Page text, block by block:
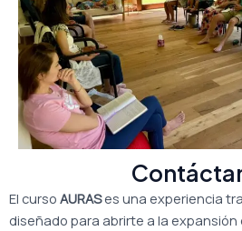
El curso AURASes una experiencia
diseñado para abrirte a la expansión